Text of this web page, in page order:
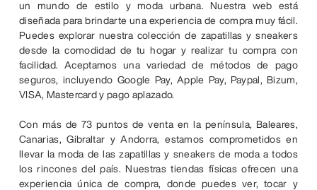
un mundo de estilo y moda urbana. Nuestra web está
diseñada para brindarte una experiencia de compra muy fácil.
Puedes explorar nuestra colección de zapatillas y sneakers
desde la comodidad de tu hogar y realizar tu compra con
facilidad. Aceptamos una variedad de métodos de pago
seguros, incluyendo Google Pay, Apple Pay, Paypal, Bizum,
VISA, Mastercard y pago aplazado.
Con más de 73 puntos de venta en la península, Baleares,
Canarias, Gibraltar y Andorra, estamos comprometidos en
llevar la moda de las zapatillas y sneakers de moda a todos
los rincones del país. Nuestras tiendas físicas ofrecen una
experiencia única de compra, donde puedes ver, tocar y